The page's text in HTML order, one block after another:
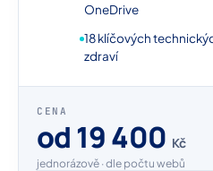
OneDrive
18 klíčových
zdraví
CENA
od 19 400 Kč
jednorázově · dle počtu webů